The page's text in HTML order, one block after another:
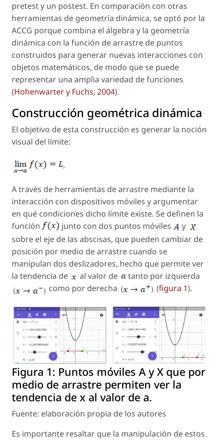
pretesty un postest. En comparación con otras
herramientas de geometría dinámica, se optó por la
ACCG porque combina el álgebra y la geometría
dinámica con la función de arrastre de puntos
construidos para generar nuevas interacciones con
objetos matemáticos, de modo que se puede
representar una amplia variedad de funciones
(Hohenwarter y Fuchs, 2004).
Construcción geométrica dinámica
El objetivo de esta construcción es generar la noción
visual del límite:
,
A través de herramientas de arrastre mediante la
interacción con dispositivos móviles y argumentar
en qué condiciones dicho límite existe. Se definen la
función
junto con dos puntos móviles
y
sobre el eje de las abscisas, que pueden cambiar de
posición por medio de arrastre cuando se
manipulan dos deslizadores, hecho que permite ver
la tendencia de
al valor de
tanto por izquierda
como por derecha
(figura 1).
Figura 1: Puntos móviles A y X que por
medio de arrastre permiten ver la
tendencia de x al valor de a.
Fuente: elaboración propia de los autores
Es importante resaltar que la manipulación de estos